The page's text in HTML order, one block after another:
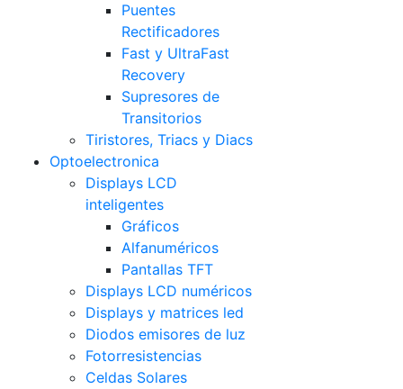
Puentes
Rectificadores
Fast y UltraFast
Recovery
Supresores de
Transitorios
Tiristores, Triacs y Diacs
Optoelectronica
Displays LCD
inteligentes
Gráficos
Alfanuméricos
Pantallas TFT
Displays LCD numéricos
Displays y matrices led
Diodos emisores de luz
Fotorresistencias
Celdas Solares